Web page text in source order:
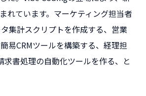
れています。マーケティング担当者
集計スクリプトを作成する、営業
易CRMツールを構築する、経理担
書処理の自動化ツールを作る、と